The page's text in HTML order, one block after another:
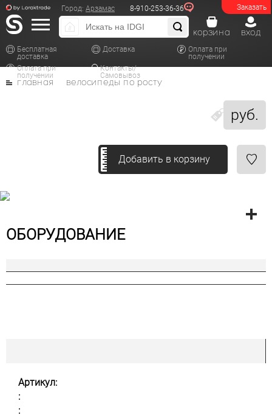
Заказать
Город: Арзамас 8-910-253-36-36
Бесплатная
доставка
Доставка
Оплата при
получении
Оплата при
получении
Контакты/
Самовывоз
вход
корзина
руб.
главная велосипеды по росту
Добавить в корзину
ОБОРУДОВАНИЕ
Артикул:
:
: